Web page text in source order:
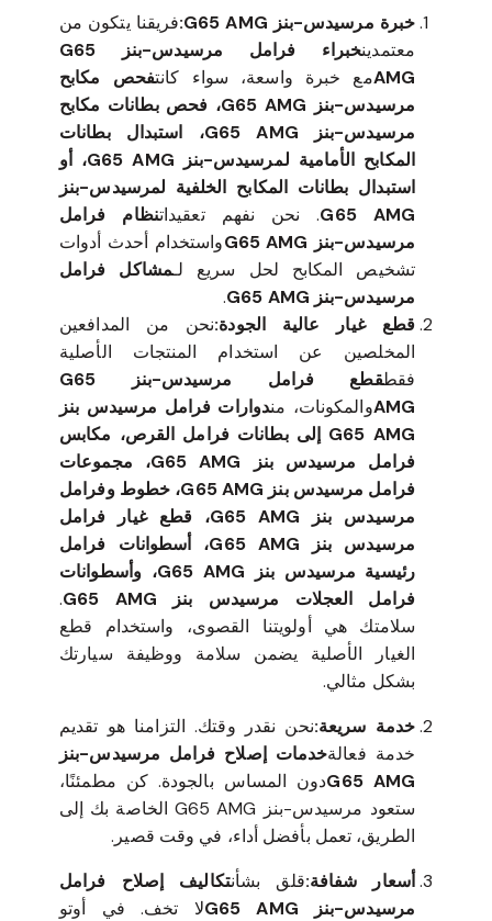
خبرة مرسيدس-بنز G65 AMG:
فريقنا يتكون من
معتمدين
خبراء فرامل مرسيدس-بنز G65
AMGمع خبرة واسعة، سواء كانتفحص مكابح
مرسيدس-بنز G65 AMG، فحص بطانات مكابح
مرسيدس-بنز G65 AMG، استبدال بطانات
المكابح الأمامية لمرسيدس-بنز G65 AMG، أو
استبدال بطانات المكابح الخلفية لمرسيدس-بنز
G65 AMG. نحن نفهم تعقيداتنظام فرامل
مرسيدس-بنز G65 AMG
واستخدام أحدث أدوات
تشخيص المكابح لحل سريع لـمشاكل فرامل
مرسيدس-بنز G65 AMG
.
قطع غيار عالية الجودة:نحن من المدافعين
المخلصين عن استخدام المنتجات الأصلية
فقط
قطع فرامل مرسيدس-بنز G65
AMGوالمكونات، مندوارات فرامل مرسيدس بنز
G65 AMG إلى بطانات فرامل القرص، مكابس
فرامل مرسيدس بنز G65 AMG، مجموعات
فرامل مرسيدس بنز G65 AMG، خطوط وفرامل
مرسيدس بنز G65 AMG، قطع غيار فرامل
مرسيدس بنز G65 AMG، أسطوانات فرامل
رئيسية مرسيدس بنز G65 AMG، وأسطوانات
فرامل العجلات مرسيدس بنز G65 AMG
.
سلامتك هي أولويتنا القصوى، واستخدام قطع
الغيار الأصلية يضمن سلامة ووظيفة سيارتك
بشكل مثالي.
خدمة سريعة:نحن نقدر وقتك. التزامنا هو تقديم
خدمة فعالةخدمات إصلاح فرامل مرسيدس-بنز
G65 AMGدون المساس بالجودة. كن مطمئنًا،
ستعود مرسيدس-بنز G65 AMG الخاصة بك إلى
الطريق، تعمل بأفضل أداء، في وقت قصير.
أسعار شفافة:قلق بشأنتكاليف إصلاح فرامل
مرسيدس-بنز G65 AMG
لا تخف. في أوتو